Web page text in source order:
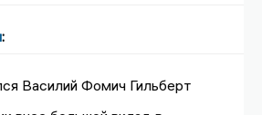
:
Василий Фомич Гильберт